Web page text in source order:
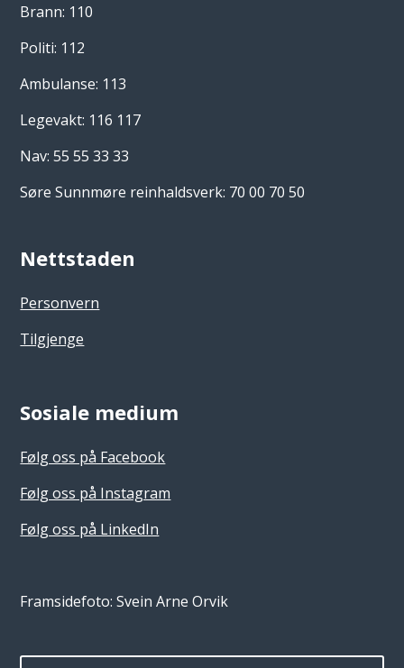
Brann: 110
Politi: 112
Ambulanse: 113
Legevakt: 116 117
Nav: 55 55 33 33
Søre Sunnmøre reinhaldsverk: 70 00 70 50
Nettstaden
Personvern
Tilgjenge
Sosiale medium
Følg oss på Facebook
Følg oss på Instagram
Følg oss på LinkedIn
Framsidefoto: Svein Arne Orvik